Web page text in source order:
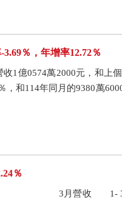
％，年增率12.72％
1億0574萬2000元，和上
，和114年同月的9380萬
％
元) 項目 3月營收 1- 3